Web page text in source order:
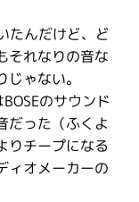
たんだけど、ど
それなりの音な
ゃない。
のサウンド
だった（ふくよ
りチープになる
ィオメーカーの